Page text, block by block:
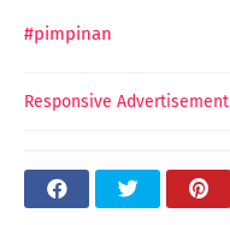
#pimpinan
Responsive Advertisement